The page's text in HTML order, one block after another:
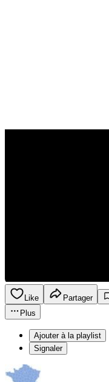
Like Partager
Plus
Ajouter à la playlist
Signaler